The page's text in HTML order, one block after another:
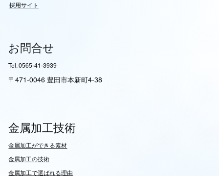
採用サイト
お問合せ
Tel: 0565-41-3939
〒471-0046 豊田市本新町4-38
金属加工技術
​金属加工ができる素材
​金属加工の技術
金属加工で選ばれる理由